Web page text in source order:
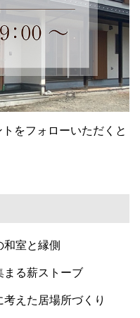
をフォローいただくと
和室と縁側
まる薪ストーブ
考えた居場所づくり